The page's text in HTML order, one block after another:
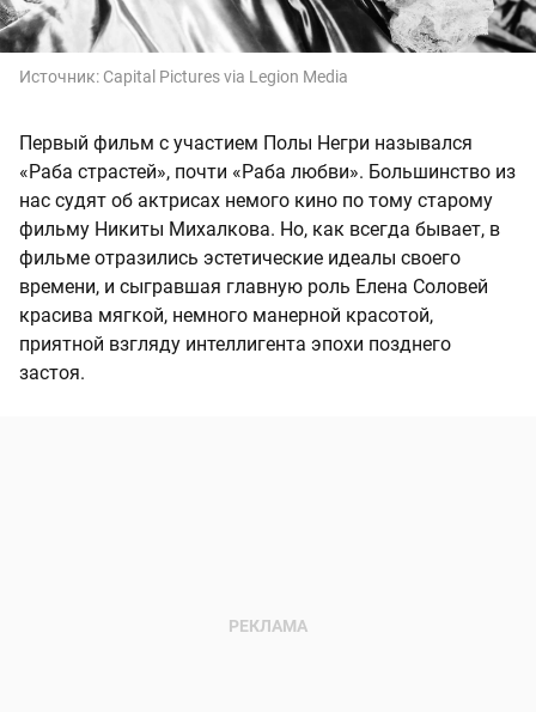
Источник: Capital Pictures via Legion Media
Первый фильм с участием Полы Негри назывался
«Раба страстей», почти «Раба любви». Большинство из
нас судят об актрисах немого кино по тому старому
фильму Никиты Михалкова. Но, как всегда бывает, в
фильме отразились эстетические идеалы своего
времени, и сыгравшая главную роль Елена Соловей
красива мягкой, немного манерной красотой,
приятной взгляду интеллигента эпохи позднего
застоя.